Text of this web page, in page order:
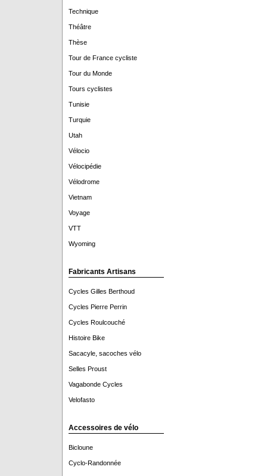
Technique
Théâtre
Thèse
Tour de France cycliste
Tour du Monde
Tours cyclistes
Tunisie
Turquie
Utah
Vélocio
Vélocipédie
Vélodrome
Vietnam
Voyage
VTT
Wyoming
Fabricants Artisans
Cycles Gilles Berthoud
Cycles Pierre Perrin
Cycles Roulcouché
Histoire Bike
Sacacyle, sacoches vélo
Selles Proust
Vagabonde Cycles
Velofasto
Accessoires de vélo
Bicloune
Cyclo-Randonnée